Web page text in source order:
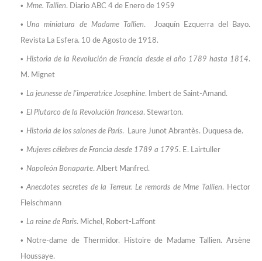
Mme. Tallien. Diario ABC 4 de Enero de 1959
Una miniatura de Madame Tallien. Joaquín Ezquerra del Bayo.
Revista La Esfera. 10 de Agosto de 1918.
Historia de la Revolución de Francia desde el año 1789 hasta 1814.
M. Mignet
La jeunesse de l'imperatrice Josephine. Imbert de Saint-Amand.
El Plutarco de la Revolución francesa. Stewarton.
Historia de los salones de París. Laure Junot Abrantès. Duquesa de.
Mujeres célebres de Francia desde 1789 a 1795. E. Lairtuller
Napoleón Bonaparte. Albert Manfred.
Anecdotes secretes de la Terreur. Le remords de Mme Tallien. Hector
Fleischmann
La reine de Paris. Michel, Robert-Laffont
Notre-dame de Thermidor. Histoire de Madame Tallien. Arsène
Houssaye.